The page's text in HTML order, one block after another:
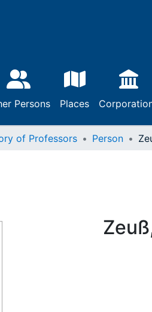
Persons Places
of Professors Person